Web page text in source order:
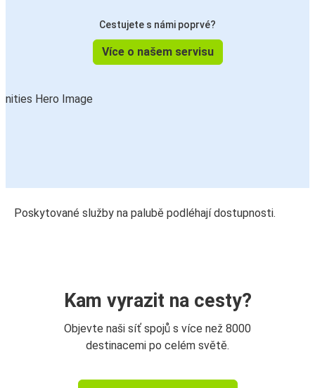
Cestujete s námi poprvé?
Více o našem servisu
Poskytované služby na palubě podléhají dostupnosti.
Kam vyrazit na cesty?
Objevte naši síť spojů s více než 8000
destinacemi po celém světě.